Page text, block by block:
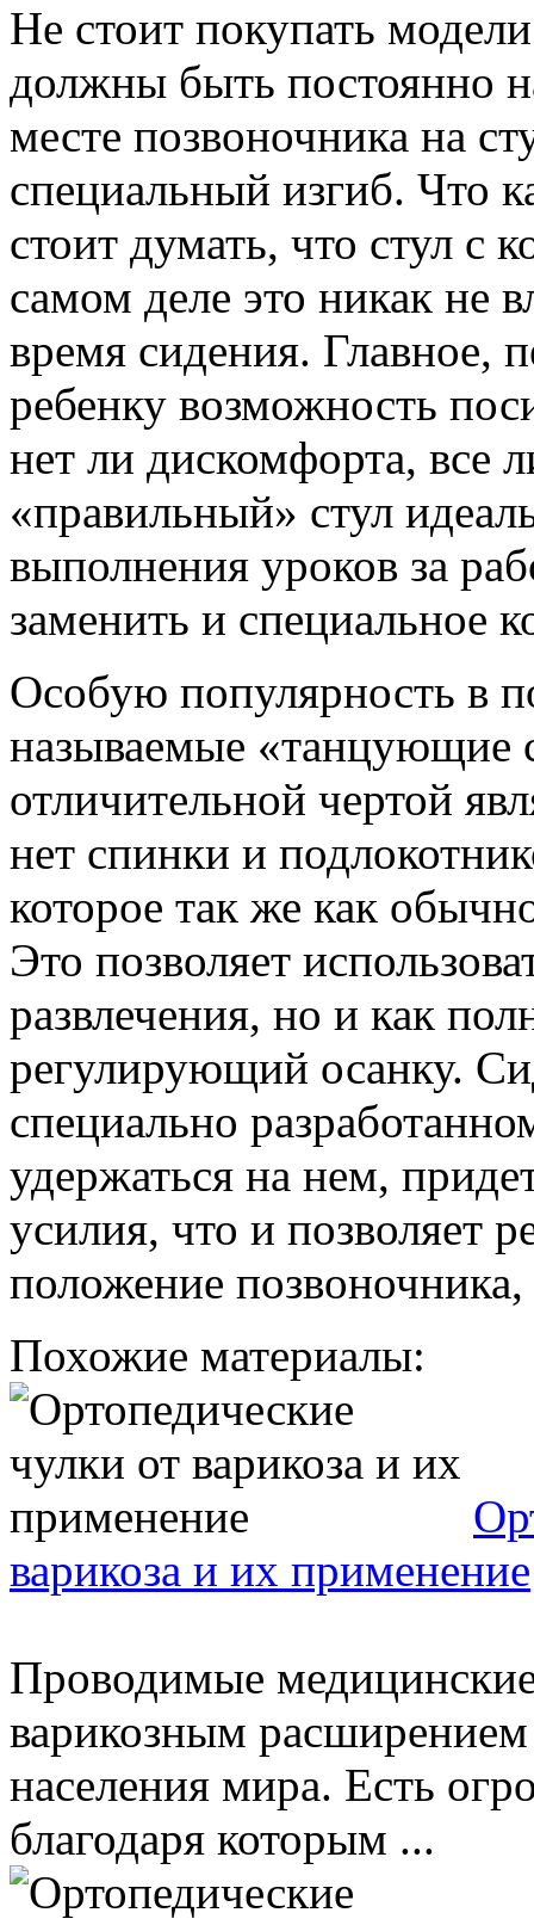
Не стоит покупать
должны быть постоянно
месте позвоночника на
специальный изгиб. Что
стоит думать, что стул с
самом деле это никак не
время сидения. Главное,
ребенку возможность
нет ли дискомфорта, все
«правильный» стул
выполнения уроков за
заменить и специальное
Особую популярность в
называемые «танцующие
отличительной чертой
нет спинки и
которое так же как
Это позволяет
развлечения, но и как
регулирующий осанку.
специально
удержаться на нем,
усилия, что и позволяет
положение
Похожие материалы:
варикоза и их применение
Проводимые
варикозным расширением
населения мира. Есть
благодаря которым ...